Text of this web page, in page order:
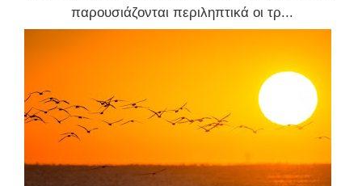
παρουσιάζονται περιληπτικά οι τρ...